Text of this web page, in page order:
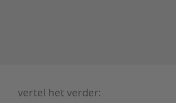
vertel het verder: